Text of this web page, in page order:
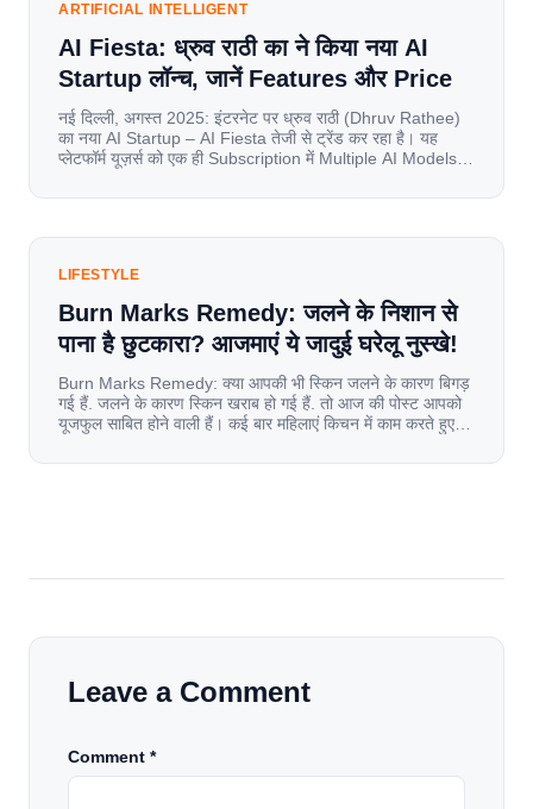
ARTIFICIAL INTELLIGENT
AI Fiesta: ध्रुव राठी का ने किया नया AI
Startup लॉन्च, जानें Features और Price
नई दिल्ली, अगस्त 2025: इंटरनेट पर ध्रुव राठी (Dhruv Rathee)
का नया AI Startup – AI Fiesta तेजी से ट्रेंड कर रहा है। यह
प्लेटफॉर्म यूज़र्स को एक ही Subscription में Multiple AI Models
यूज़र्स का जबरदस्त रिस्पॉन्स लॉन्च के तुरंत […]
LIFESTYLE
Burn Marks Remedy: जलने के निशान से
पाना है छुटकारा? आजमाएं ये जादुई घरेलू नुस्खे!
Burn Marks Remedy: क्या आपकी भी स्किन जलने के कारण बिगड़
गई हैं. जलने के कारण स्किन खराब हो गई हैं. तो आज की पोस्ट आपको
यूजफुल साबित होने वाली हैं। कई बार महिलाएं किचन में काम करते हुए
[…]
Leave a Comment
Comment *